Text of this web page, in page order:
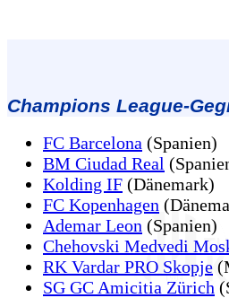
Champions League-
FC Barcelona (Spanien)
BM Ciudad Real
Kolding IF (Dänemark)
FC Kopenhagen
Ademar Leon (Spanien)
Chehovski Medvedi
RK Vardar PRO Skopje
SG GC Amicitia Zürich